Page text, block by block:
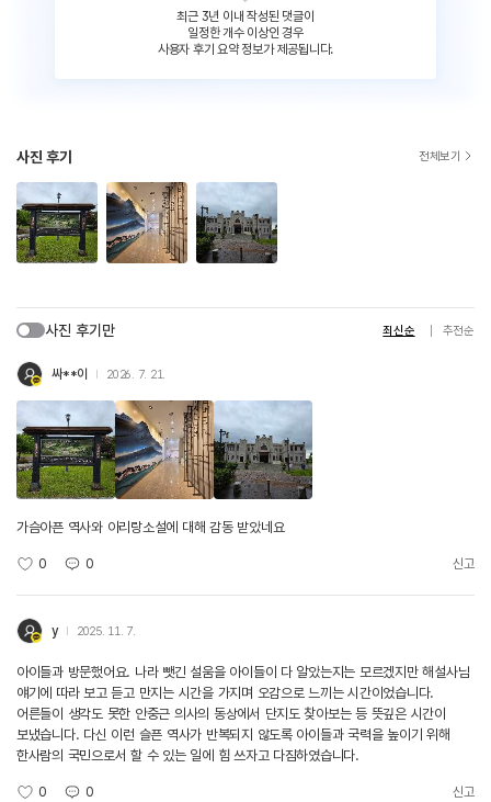
최근 3년 이내 작성된 댓글이
일정한 개수 이상인 경우
사용자 후기 요약 정보가 제공됩니다.
사진 후기 전체보기
사진 후기만 최신순 추천순
싸**이 2026. 7. 21.
가슴아픈 역사와 아리랑소설에 대해 감동 받았네요
0 0 신고
y 2025. 11. 7.
아이들과 방문했어요. 나라 뺏긴 설움을 아이들이 다 알았는지는 모르겠지만 해설사님
얘기에 따라 보고 듣고 만지는 시간을 가지며 오감으로 느끼는 시간이었습니다.
어른들이 생각도 못한 안중근 의사의 동상에서 단지도 찾아보는 등 뜻깊은 시간이
보냈습니다. 다신 이런 슬픈 역사가 반복되지 않도록 아이들과 국력을 높이기 위해
한사람의 국민으로서 할 수 있는 일에 힘 쓰자고 다짐하였습니다.
0 0 신고